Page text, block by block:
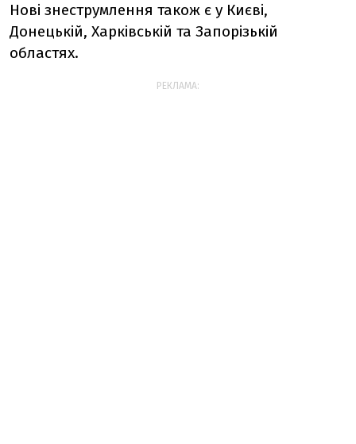
Нові знеструмлення також є у Києві,
Донецькій, Харківській та Запорізькій
областях.
РЕКЛАМА: